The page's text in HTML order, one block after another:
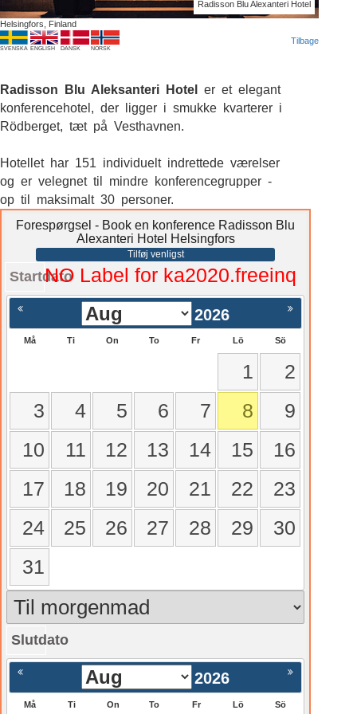
Radisson Blu Alexanteri Hotel
Helsingfors, Finland
SVENSKA ENGLISH DANSK NORSK
Tilbage
Radisson Blu Aleksanteri Hotel
er et elegant
konferencehotel, der ligger i smukke kvarterer i
Rödberget, tæt på Vesthavnen.
Hotellet har 151 individuelt indrettede værelser
og er velegnet til mindre konferencegrupper -
op til maksimalt 30 personer.
Forespørgsel - Book en konference Radisson Blu
Alexanteri Hotel Helsingfors
Tilføj venligst
StartdatoNO Label for ka2020.freeinq
2026
Må Ti On To Fr Lö Sö
1
2
3
4 5 6 7 8
9
10
11 12 13 14 15
16
17
18 19 20 21 22
23
24
25 26 27 28 29
30
31
Slutdato
Nästa >
2026
Må Ti On To Fr Lö Sö